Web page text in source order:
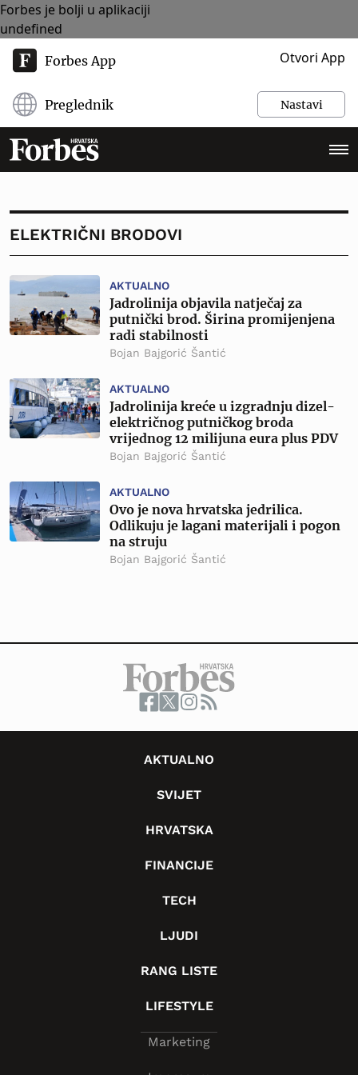
Forbes je bolji u aplikaciji
undefined
Forbes App Otvori App
Preglednik Nastavi
ELEKTRIČNI BRODOVI
AKTUALNO
Jadrolinija objavila natječaj za
putnički brod. Širina promijenjena
radi stabilnosti
Bojan Bajgorić Šantić
AKTUALNO
Jadrolinija kreće u izgradnju dizel-
električnog putničkog broda
vrijednog 12 milijuna eura plus PDV
Bojan Bajgorić Šantić
AKTUALNO
Ovo je nova hrvatska jedrilica.
Odlikuju je lagani materijali i pogon
na struju
Bojan Bajgorić Šantić
AKTUALNO
SVIJET
HRVATSKA
FINANCIJE
TECH
LJUDI
RANG LISTE
LIFESTYLE
Marketing